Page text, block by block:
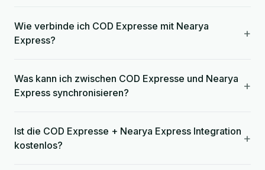
Wie verbinde ich COD Expresse mit Nearya
Express?
+
Was kann ich zwischen COD Expresse und Nearya
Express synchronisieren?
+
Ist die COD Expresse + Nearya Express Integration
kostenlos?
+